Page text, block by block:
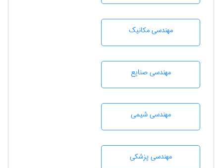
مهندسی مکانیک
مهندسی صنايع
مهندسي شيمی
مهندسی پزشکی